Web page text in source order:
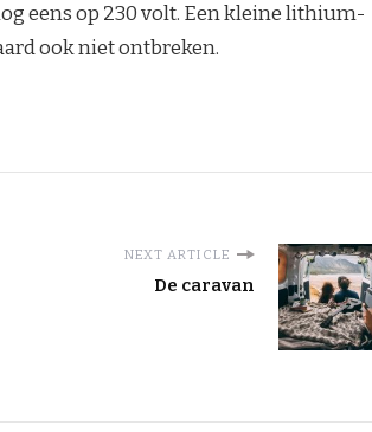
eens op 230 volt. Een kleine lithium-
ook niet ontbreken.
NEXT ARTICLE
De caravan